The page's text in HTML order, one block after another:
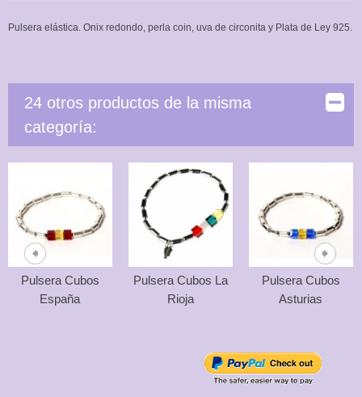
Pulsera elástica. Onix redondo, perla coin, uva de circonita y Plata de Ley 925.
24 otros productos de la misma
categoría:
Pulsera Cubos
España
Pulsera Cubos La
Rioja
Pulsera Cubos
Asturias